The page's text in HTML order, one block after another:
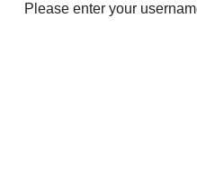
Please enter your